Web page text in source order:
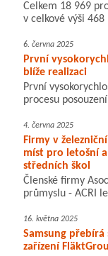
Celkem 18 969
v celkové výši
6. června 2025
První
blíže realizaci
První
procesu
4. června 2025
Firmy v
míst pro letošní
středních škol
Členské firmy
průmyslu - ACRI
16. května 2025
Samsung
zařízení